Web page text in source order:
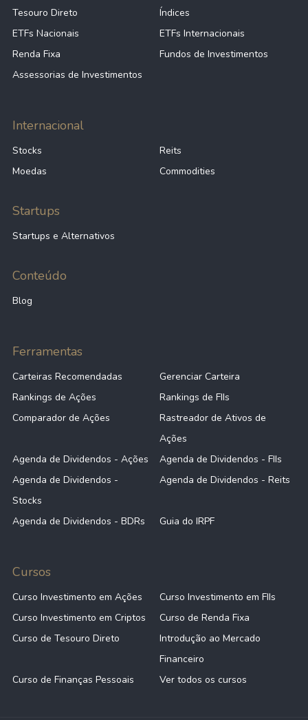
Tesouro Direto
Índices
ETFs Nacionais
ETFs Internacionais
Renda Fixa
Fundos de Investimentos
Assessorias de Investimentos
Internacional
Stocks
Reits
Moedas
Commodities
Startups
Startups e Alternativos
Conteúdo
Blog
Ferramentas
Carteiras Recomendadas
Gerenciar Carteira
Rankings de Ações
Rankings de FIIs
Comparador de Ações
Rastreador de Ativos de
Ações
Agenda de Dividendos - Ações
Agenda de Dividendos - FIIs
Agenda de Dividendos -
Stocks
Agenda de Dividendos - Reits
Agenda de Dividendos - BDRs Guia do IRPF
Cursos
Curso Investimento em Ações
Curso Investimento em FIIs
Curso Investimento em Criptos
Curso de Renda Fixa
Curso de Tesouro Direto
Introdução ao Mercado
Financeiro
Curso de Finanças Pessoais
Ver todos os cursos